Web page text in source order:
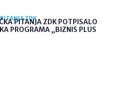
ZDK
PITANJA ZDK POTPISALO
PROGRAMA „BIZNIS PLUS